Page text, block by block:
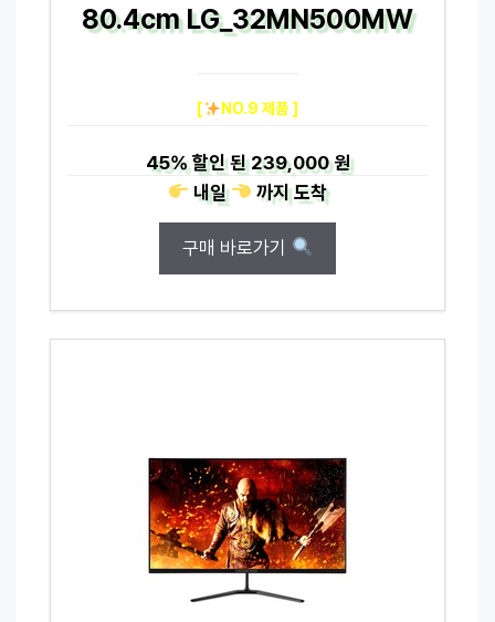
80.4cm LG_32MN500MW
[ NO.9 제품 ]
45%할인 된239,000 원
내일
까지도착
구매 바로가기